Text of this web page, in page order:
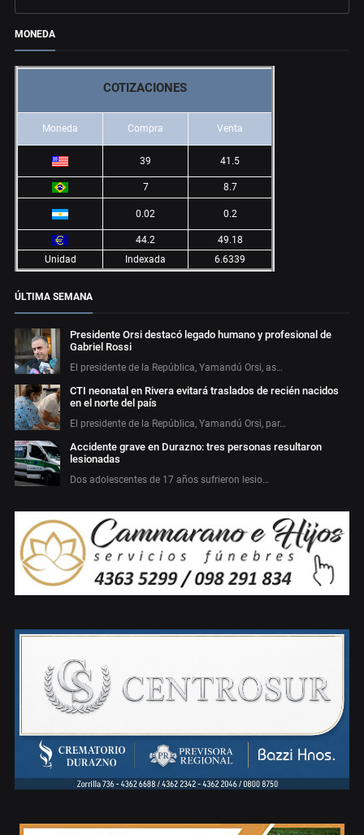
MONEDA
COTIZACIONES
Moneda Compra Venta
39 41.5
7 8.7
0.02 0.2
44.2
49.18
Unidad
Indexada 6.6339
ÚLTIMA SEMANA
Presidente Orsi destacó legado humano y profesional de
Gabriel Rossi
El presidente de la República, Yamandú Orsi, as…
CTI neonatal en Rivera evitará traslados de recién nacidos
en el norte del país
El presidente de la República, Yamandú Orsi, par…
Accidente grave en Durazno: tres personas resultaron
lesionadas
Dos adolescentes de 17 años sufrieron lesio…